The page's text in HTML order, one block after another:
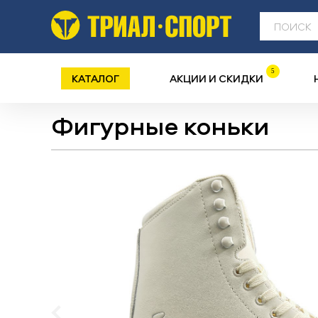
КАТАЛОГ АКЦИИ И СКИДКИ 5
Фигурные коньки